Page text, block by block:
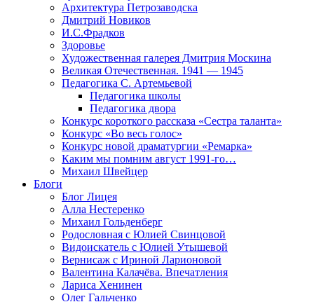
Архитектура Петрозаводска
Дмитрий Новиков
И.С.Фрадков
Здоровье
Художественная галерея Дмитрия Москина
Великая Отечественная. 1941 — 1945
Педагогика С. Артемьевой
Педагогика школы
Педагогика двора
Конкурс короткого рассказа «Сестра таланта»
Конкурс «Во весь голос»
Конкурс новой драматургии «Ремарка»
Каким мы помним август 1991-го…
Михаил Швейцер
Блоги
Блог Лицея
Алла Нестеренко
Михаил Гольденберг
Родословная с Юлией Свинцовой
Видоискатель с Юлией Утышевой
Вернисаж с Ириной Ларионовой
Валентина Калачёва. Впечатления
Лариса Хенинен
Олег Гальченко